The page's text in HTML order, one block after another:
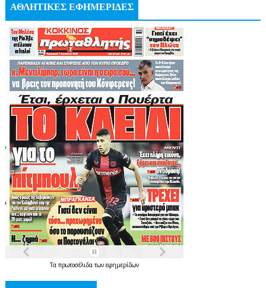
ΑΘΛΗΤΙΚΕΣ ΕΦΗΜΕΡΙΔΕΣ
Τα πρωτοσέλιδατων εφημερίδων